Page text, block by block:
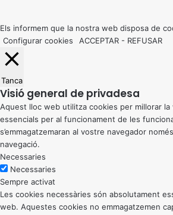
button
Els informem que la nostra web disposa de
Configurar cookies
ACCEPTAR - REFUSAR
Tanca
Visió general de privadesa
Aquest lloc web utilitza cookies per millorar la
essencials per al funcionament de les
s’emmagatzemaran al vostre navegador
navegació.
Necessaries
Necessaries
Sempre activat
Les cookies necessàries són absolutament
web. Aquestes cookies no emmagatzemen